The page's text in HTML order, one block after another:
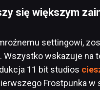
się większym
settingowi,
. Wszystko wskazuje na
11 bit studios
Frostpunka